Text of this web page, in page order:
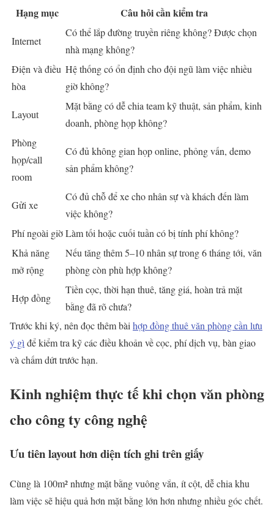
Hạng mục Câu hỏi cần kiểm tra
Internet
Có thể lắp đường truyền riêng không? Được chọn
nhà mạng không?
Điện và điều
hòa
Hệ thống có ổn định cho đội ngũ làm việc nhiều
giờ không?
Layout
Mặt bằng có dễ chia team kỹ thuật, sản phẩm, kinh
doanh, phòng họp không?
Phòng
họp/call
room
Có đủ không gian họp online, phỏng vấn, demo
sản phẩm không?
Gửi xe
Có đủ chỗ để xe cho nhân sự và khách đến làm
việc không?
Phí ngoài giờLàm tối hoặc cuối tuần có bị tính phí không?
Khả năng
mở rộng
Nếu tăng thêm 5–10 nhân sự trong 6 tháng tới, văn
phòng còn phù hợp không?
Hợp đồng
Tiền cọc, thời hạn thuê, tăng giá, hoàn trả mặt
bằng đã rõ chưa?
Trước khi ký, nên đọc thêm bài hợp đồng thuê văn phòng cần lưu
ý gì để kiểm tra kỹ các điều khoản về cọc, phí dịch vụ, bàn giao
và chấm dứt trước hạn.
Kinh nghiệm thực tế khi chọn văn phòng
cho công ty công nghệ
Ưu tiên layout hơn diện tích ghi trên giấy
Cùng là 100m² nhưng mặt bằng vuông vắn, ít cột, dễ chia khu
làm việc sẽ hiệu quả hơn mặt bằng lớn hơn nhưng nhiều góc chết.